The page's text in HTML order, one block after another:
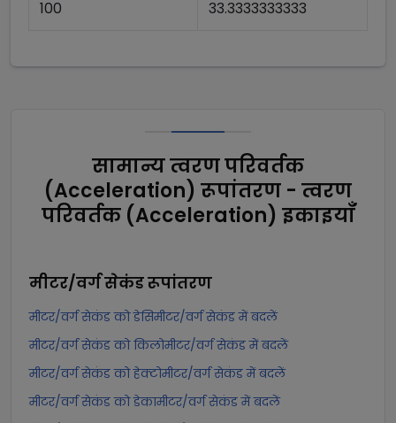
100 33.3333333333
सामान्य त्वरण परिवर्तक
(Acceleration) रूपांतरण - त्वरण
परिवर्तक (Acceleration) इकाइयाँ
मीटर/वर्ग सेकंडरूपांतरण
मीटर/वर्ग सेकंड को डेसिमीटर/वर्ग सेकंड में बदलें
मीटर/वर्ग सेकंड को किलोमीटर/वर्ग सेकंड में बदलें
मीटर/वर्ग सेकंड को हेक्टोमीटर/वर्ग सेकंड में बदलें
मीटर/वर्ग सेकंड को डेकामीटर/वर्ग सेकंड में बदलें